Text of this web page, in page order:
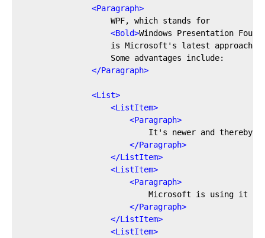
<Paragraph>
                    WPF, which stands for
<Bold>Windows Presentation
is Microsoft's latest approach
                    Some advantages include:
</Paragraph>
<List>
<ListItem>
<Paragraph>
It's newer and thereby
</Paragraph>
</ListItem>
<ListItem>
<Paragraph>
Microsoft is using it
</Paragraph>
</ListItem>
<ListItem>